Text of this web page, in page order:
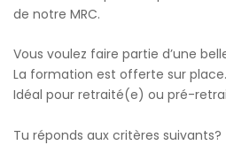
de notre MRC.
Vous voulez faire partie d’une
La formation est offerte sur place.
Idéal pour retraité(e) ou pré-
Tu réponds aux critères suivants?